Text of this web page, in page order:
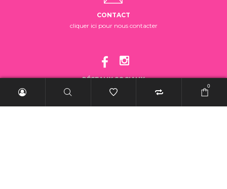
CONTACT
cliquer ici pour nous contacter
RÉSEAUX SOCIAUX
suivez-nous!
0